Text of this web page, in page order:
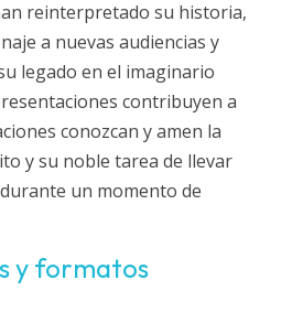
reinterpretado su historia,
a nuevas audiencias y
legado en el imaginario
contribuyen a
conozcan y amen la
y su noble tarea de llevar
un momento de
y formatos